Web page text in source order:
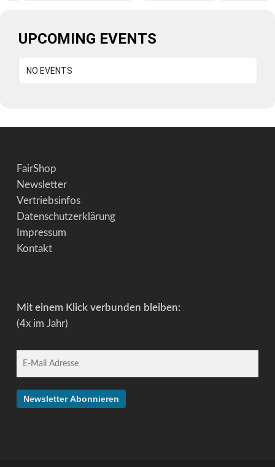
UPCOMING EVENTS
NO EVENTS
FairShop
Newsletter
Vertriebsinfos
Datenschutzerklärung
Impressum
Kontakt
Mit einem Klick verbunden bleiben:
(4x im Jahr)